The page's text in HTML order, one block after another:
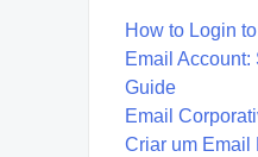
How to Login
Email Account:
Guide
Email
Criar um Email